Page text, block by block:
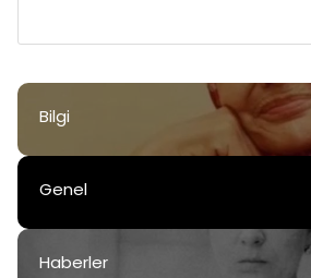
Bilgi
Genel
Haberler